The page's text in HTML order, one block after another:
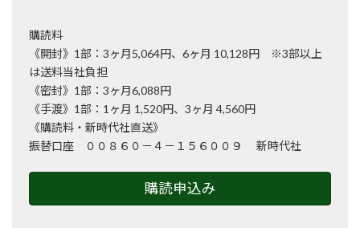
購読料
《開封》1部：3ヶ月5,064円、6ヶ月 10,128円 ※3部以上
は送料当社負担
《密封》1部：3ヶ月6,088円
《手渡》1部：1ヶ月 1,520円、3ヶ月 4,560円
《購読料・新時代社直送》
振替口座 ００８６０－４－１５６００９ 新時代社
購読申込み